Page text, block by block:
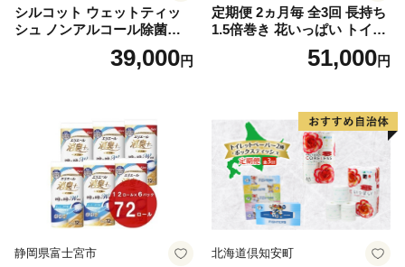
シルコット ウェットティッ
シュ ノンアルコール除菌詰
替（43枚×3P）×24袋 日用品
おもちゃ 拭き取り 手拭き 外
39,000円
定期便 2ヵ月毎 全3回 長持ち
1.5倍巻き 花いっぱい トイレ
ットペーパー ダブル 45ｍ 計
72ロール 全18種 花柄 プリン
ー 消耗品 備蓄 送料無料 北海
道 倶知安町 日用品
51,000円
静岡県富士宮市 北海道倶知安町